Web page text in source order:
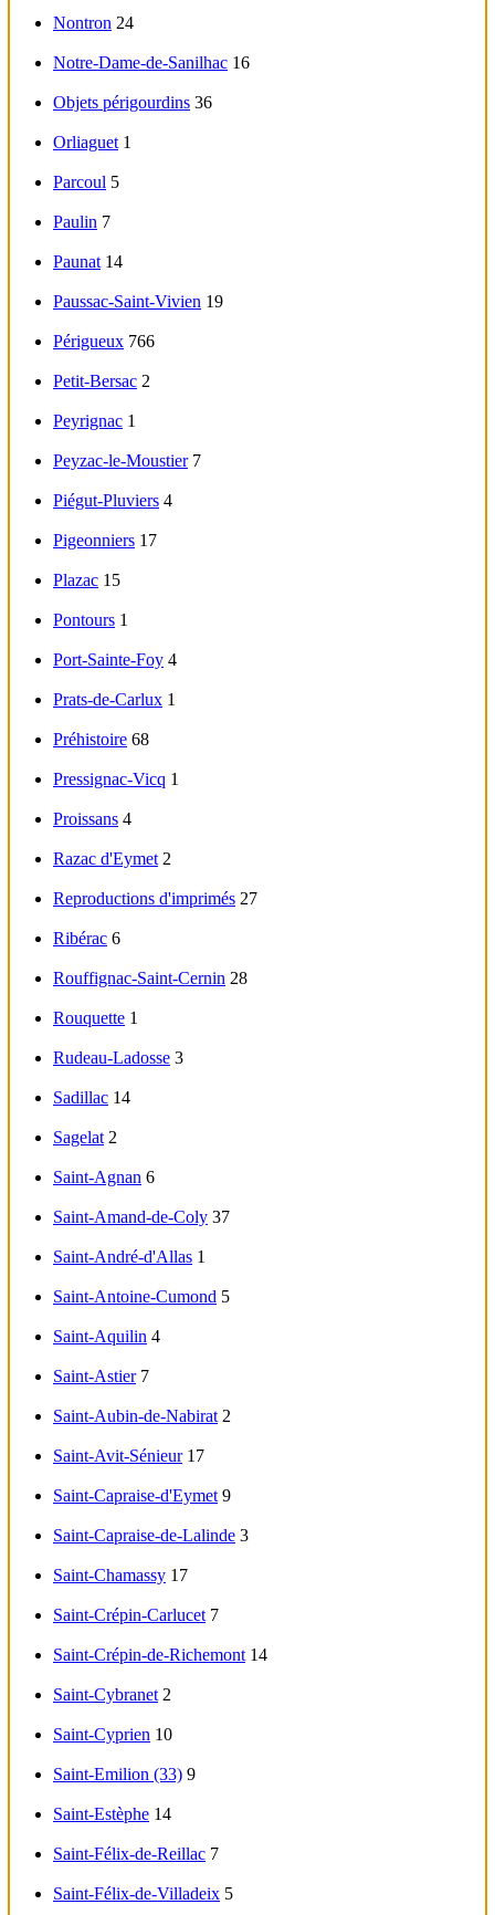
Nontron 24
Notre-Dame-de-Sanilhac 16
Objets périgourdins 36
Orliaguet 1
Parcoul 5
Paulin 7
Paunat 14
Paussac-Saint-Vivien 19
Périgueux 766
Petit-Bersac 2
Peyrignac 1
Peyzac-le-Moustier 7
Piégut-Pluviers 4
Pigeonniers 17
Plazac 15
Pontours 1
Port-Sainte-Foy 4
Prats-de-Carlux 1
Préhistoire 68
Pressignac-Vicq 1
Proissans 4
Razac d'Eymet 2
Reproductions d'imprimés 27
Ribérac 6
Rouffignac-Saint-Cernin 28
Rouquette 1
Rudeau-Ladosse 3
Sadillac 14
Sagelat 2
Saint-Agnan 6
Saint-Amand-de-Coly 37
Saint-André-d'Allas 1
Saint-Antoine-Cumond 5
Saint-Aquilin 4
Saint-Astier 7
Saint-Aubin-de-Nabirat 2
Saint-Avit-Sénieur 17
Saint-Capraise-d'Eymet 9
Saint-Capraise-de-Lalinde 3
Saint-Chamassy 17
Saint-Crépin-Carlucet 7
Saint-Crépin-de-Richemont 14
Saint-Cybranet 2
Saint-Cyprien 10
Saint-Emilion (33) 9
Saint-Estèphe 14
Saint-Félix-de-Reillac 7
Saint-Félix-de-Villadeix 5